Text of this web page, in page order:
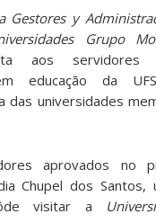
Gestores y
Grupo
aos servidores
educação da
das universidades
aprovados no
Chupel dos Santos,
visitar a